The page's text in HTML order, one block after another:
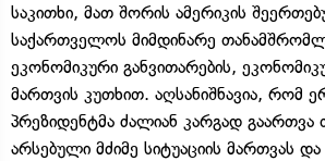
საკითხი, მათ შორის ამერიკის
საქართველოს მიმდინარე
ეკონომიკური განვითარების,
მართვის კუთხით. აღსანიშნავია, რომ
პრეზიდენტმა ძალიან კარგად გაართვა
არსებული მძიმე სიტუაციის მართვას